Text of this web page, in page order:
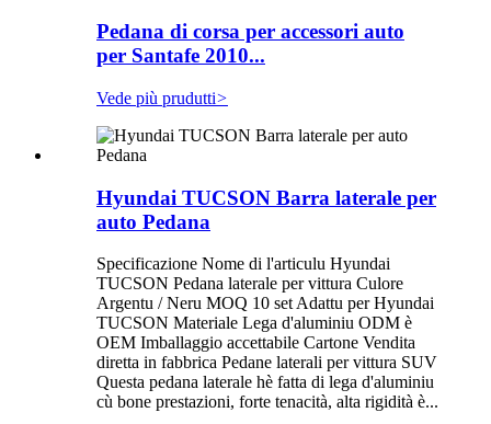
Pedana di corsa per accessori auto
per Santafe 2010...
Vede più prudutti>
Hyundai TUCSON Barra laterale per
auto Pedana
Specificazione Nome di l'articulu Hyundai
TUCSON Pedana laterale per vittura Culore
Argentu / Neru MOQ 10 set Adattu per Hyundai
TUCSON Materiale Lega d'aluminiu ODM è
OEM Imballaggio accettabile Cartone Vendita
diretta in fabbrica Pedane laterali per vittura SUV
Questa pedana laterale hè fatta di lega d'aluminiu
cù bone prestazioni, forte tenacità, alta rigidità è...